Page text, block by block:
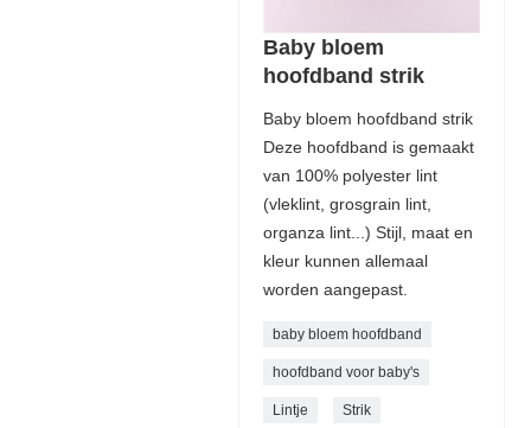
Baby bloem
hoofdband strik
Baby bloem hoofdband strik
Deze hoofdband is gemaakt
van 100% polyester lint
(vleklint, grosgrain lint,
organza lint...) Stijl, maat en
kleur kunnen allemaal
worden aangepast.
baby bloem hoofdband
hoofdband voor baby's
Lintje Strik